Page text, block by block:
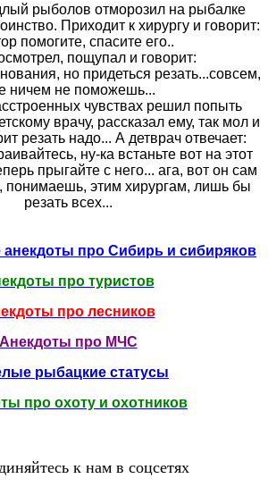
рыболов отморозил на рыбалке
Приходит к хирургу и говорит:
помогите, спасите его..
пощупал и говорит:
но придеться резать...совсем,
ничем не поможешь...
чувствах решил попыть
врачу, рассказал ему, так мол и
резать надо... А детврач отвечает:
ну-ка встаньте вот на этот
прыгайте с него... ага, вот он сам
понимаешь, этим хирургам, лишь бы
резать всех...
про Сибирь и сибиряков
про туристов
про лесников
Анекдоты про МЧС
рыбацкие статусы
про охоту и охотников
к нам в соцсетях